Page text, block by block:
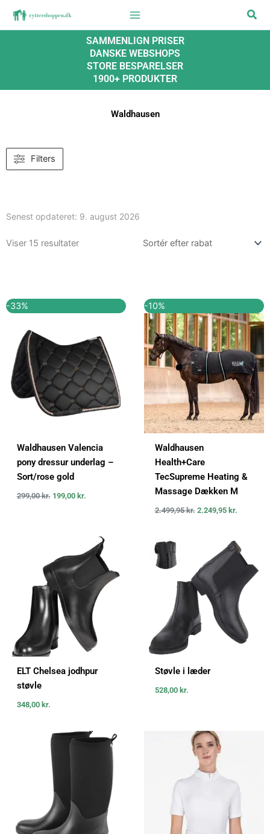
Søg
SAMMENLIGN PRISER
DANSKE WEBSHOPS
STORE BESPARELSER
1900+ PRODUKTER
Waldhausen
Filters
Senest opdateret: 9. august 2026
Viser 15 resultater
-33%
Waldhausen Valencia
pony dressur underlag –
Sort/rose gold
299,00kr.
oprindelige
299,00 kr..
199,00 kr.
aktuelle
199,00 kr..
-10%
Waldhausen
Health+Care
TecSupreme Heating &
Massage Dækken M
2.499,95kr.
oprindelige
pris
var:
2.499,95 kr..
2.249,95 kr.
aktuelle
pris
er:
2.249,95
ELT Chelsea jodhpur
støvle
348,00 kr.
Støvle i læder
528,00 kr.